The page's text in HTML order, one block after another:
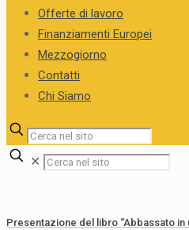
Offerte di lavoro
Finanziamenti Europei
Mezzogiorno
Contatti
Chi Siamo
✕
Presentazione del libro “Abbassato